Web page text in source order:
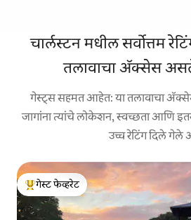
चार्लस्टन मधील सर्वोत्तम
तलावाचा ॲक्सेस
गेस्ट्स सहमत आहेत: या तलावाचा
जागांना त्यांचे लोकेशन, स्वच्छता आणि इतर
उच्च रेटिंग दिले गेले
टॉप गेस्ट फेव्हरेट
गेस्ट फेव्हरेट